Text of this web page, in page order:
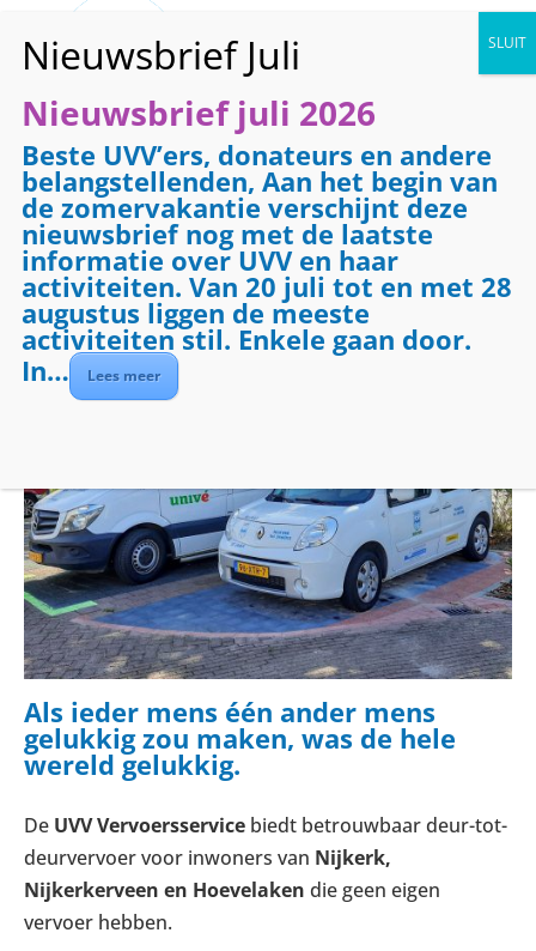
« Alle Evenementen
Evenementenreeks:Vervoer
Vervoer
12 januari 2027 @ 08:30-17:00€7.50
Als ieder mens één ander mens
gelukkig zou maken, was de hele
wereld gelukkig.
De UVV Vervoersservice biedt betrouwbaar deur-tot-
deurvervoer voor inwoners van Nijkerk,
Nijkerkerveen en Hoevelaken die geen eigen
vervoer hebben.
Nieuwsbrief juli 2026
Beste UVV’ers, donateurs en andere
belangstellenden, Aan het begin van
de zomervakantie verschijnt deze
nieuwsbrief nog met de laatste
informatie over UVV en haar
activiteiten. Van 20 juli tot en met 28
augustus liggen de meeste
activiteiten stil. Enkele gaan door.
In…
Lees meer